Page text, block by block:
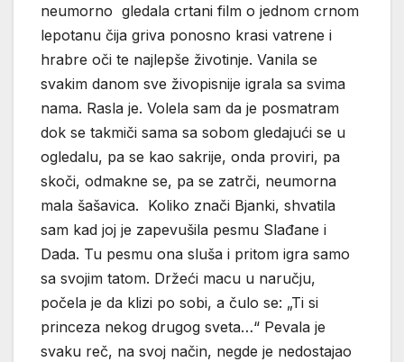
neumorno gledala crtani film o jednom crnom
lepotanu čija griva ponosno krasi vatrene i
hrabre oči te najlepše životinje. Vanila se
svakim danom sve živopisnije igrala sa svima
nama. Rasla je. Volela sam da je posmatram
dok se takmiči sama sa sobom gledajući se u
ogledalu, pa se kao sakrije, onda proviri, pa
skoči, odmakne se, pa se zatrči, neumorna
mala šašavica. Koliko znači Bjanki, shvatila
sam kad joj je zapevušila pesmu Slađane i
Dada. Tu pesmu ona sluša i pritom igra samo
sa svojim tatom. Držeći macu u naručju,
počela je da klizi po sobi, a čulo se: „Ti si
princeza nekog drugog sveta…“ Pevala je
svaku reč, na svoj način, negde je nedostajao